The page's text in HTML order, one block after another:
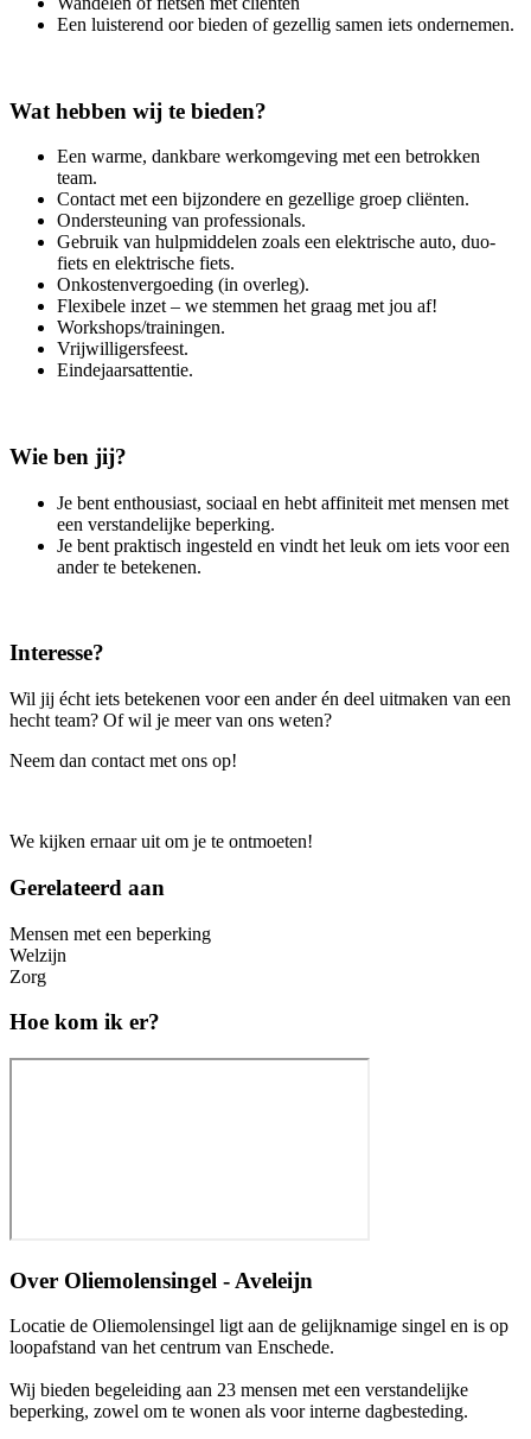
Een luisterend oor bieden of gezellig samen iets ondernemen.
Wat hebben wij te bieden?
Een warme, dankbare werkomgeving met een betrokken
team.
Contact met een bijzondere en gezellige groep cliënten.
Ondersteuning van professionals.
Gebruik van hulpmiddelen zoals een elektrische auto, duo-
fiets en elektrische fiets.
Onkostenvergoeding (in overleg).
Flexibele inzet – we stemmen het graag met jou af!
Workshops/trainingen.
Vrijwilligersfeest.
Eindejaarsattentie.
Wie ben jij?
Je bent enthousiast, sociaal en hebt affiniteit met mensen met
een verstandelijke beperking.
Je bent praktisch ingesteld en vindt het leuk om iets voor een
ander te betekenen.
Interesse?
Wil jij écht iets betekenen voor een ander én deel uitmaken van een
hecht team? Of wil je meer van ons weten?
Neem dan contact met ons op!
We kijken ernaar uit om je te ontmoeten!
Gerelateerd aan
Mensen met een beperking
Welzijn
Zorg
Hoe kom ik er?
Over Oliemolensingel - Aveleijn
Locatie de Oliemolensingel ligt aan de gelijknamige singel en is op
loopafstand van het centrum van Enschede.
Wij bieden begeleiding aan 23 mensen met een verstandelijke
beperking, zowel om te wonen als voor interne dagbesteding.